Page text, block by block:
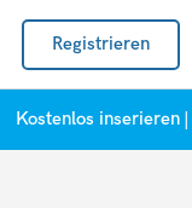
Registrieren
Kostenlos inserieren